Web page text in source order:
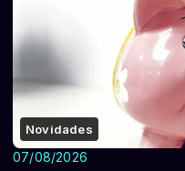
Novidades
07/08/2026